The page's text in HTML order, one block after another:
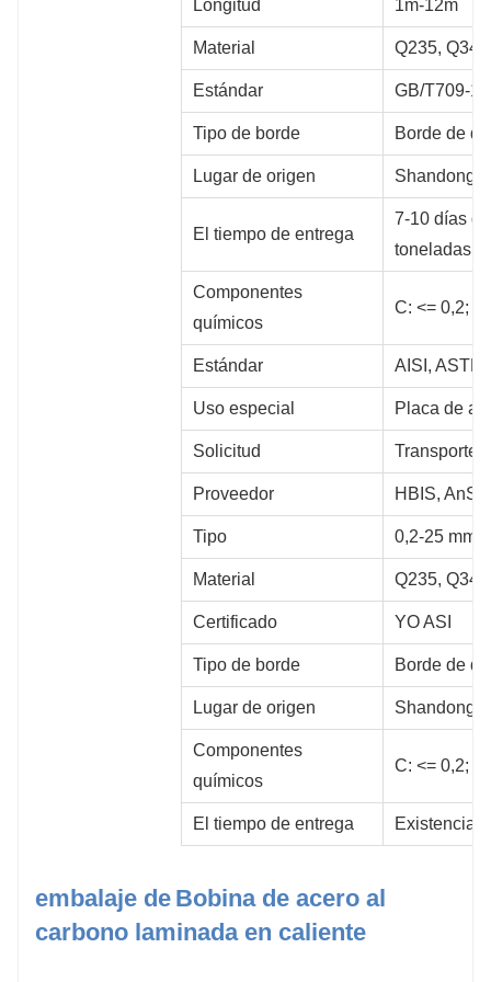
Longitud 1m-12m
Material Q235,
Estándar GB/T709-
Tipo de borde Borde de
Lugar de origen Shandong,
El tiempo de entrega
7-10 días
toneladas.
Componentes
químicos
C: <= 0,2;
Estándar AISI,
Uso especial Placa de
Solicitud Transporte,
Proveedor HBIS,
Tipo 0,2-25
Material Q235,
Certificado YO ASI
Tipo de borde Borde de
Lugar de origen Shandong,
Componentes
químicos
C: <= 0,2;
El tiempo de entrega Existencias
embalaje de Bobina de acero al
carbono laminada en caliente